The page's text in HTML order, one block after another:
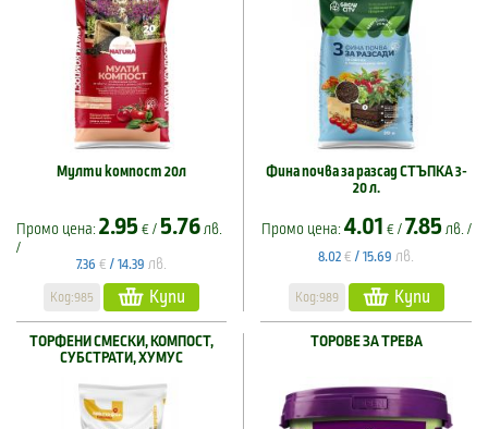
Мулти компост 20л
Промо цена: 2.95 € / 5.76 лв.
/
7.36 € / 14.39 лв.
Код:985 Купи
Фина почва за разсад СТЪПКА 3-
20 л.
Промо цена: 4.01 € / 7.85 лв. /
8.02 € / 15.69 лв.
Код:989 Купи
ТОРФЕНИ СМЕСКИ, КОМПОСТ,
СУБСТРАТИ, ХУМУС
ТОРОВЕ ЗА ТРЕВА